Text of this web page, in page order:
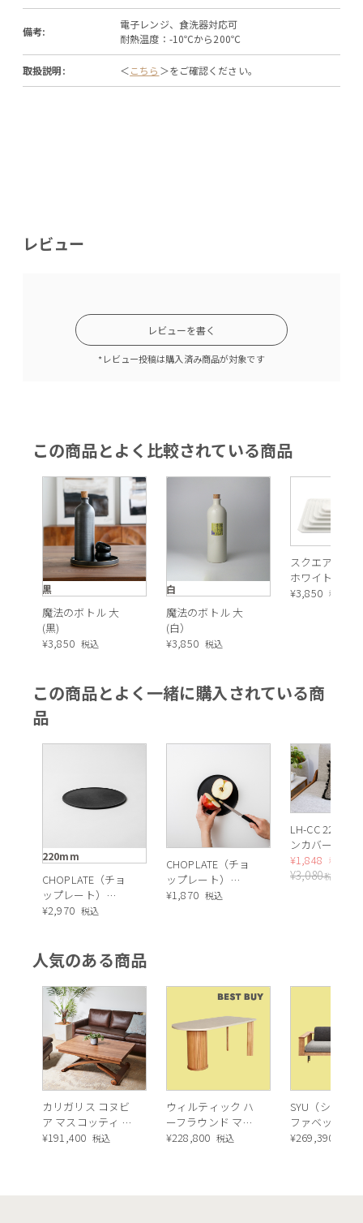
備考:
電子レンジ、食洗器対応可
耐熱温度：-10℃から200℃
取扱説明: ＜こちら ＞をご確認ください。
レビュー
レビューを書く
*レビュー投稿は購入済み商品が対象です
この商品とよく比較されている商品
黒
魔法のボトル 大
(黒)
¥3,850 税込
白
魔法のボトル 大
(白）
¥3,850 税込
スクエアプレ
ホワイト
¥3,850 税込
この商品とよく一緒に購入されている商
品
220mm
CHOPLATE（チョ
ップレート）
（BLACK）22cm
¥2,970 税込
CHOPLATE（チョ
ップレート）
（BLACK）17.4cm
¥1,870 税込
LH-CC 22 クッ
ンカバー BK/
30×30cm
¥1,848 税込
¥3,080税込
人気のある商品
カリガリス コヌビ
ア マスコッティ 伸
長・昇降式テーブ
¥191,400 税込
ウィルティック ハ
ーフラウンド マテ
ィエラ塗装 ダイニ
¥228,800 税込
SYU（シュウ
ファベッド（
ュラル）
¥269,390